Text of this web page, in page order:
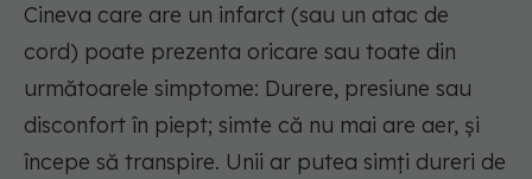
Cineva care are un infarct (sau un atac de
cord) poate prezenta oricare sau toate din
următoarele simptome: Durere, presiune sau
disconfort în piept; simte că nu mai are aer, și
începe să transpire. Unii ar putea simți dureri de